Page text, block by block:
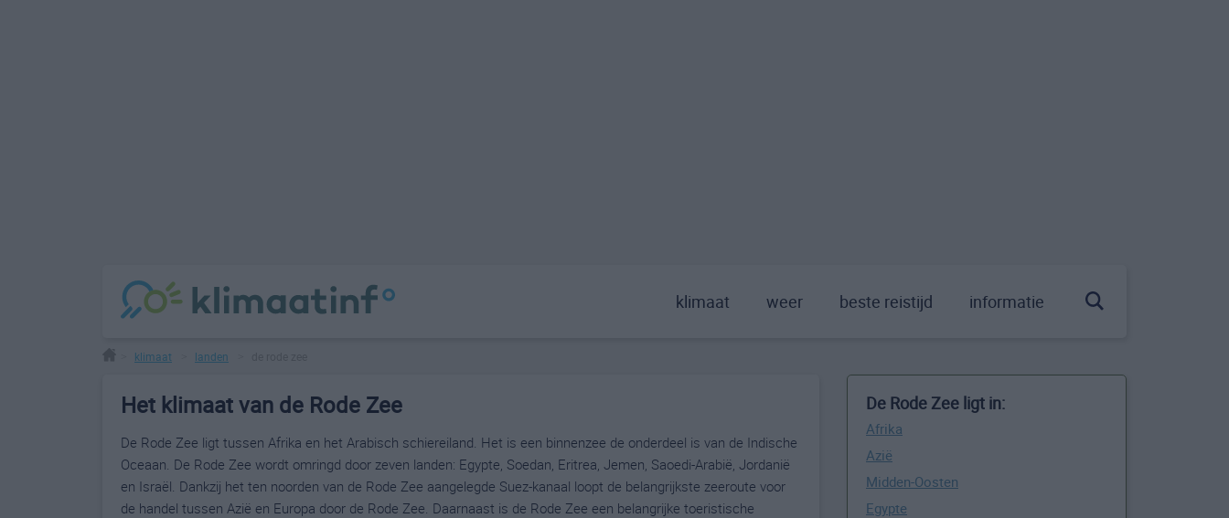
klimaat weer beste reistijd informatie
klimaat landen
Het klimaat van de Rode Zee
De Rode Zee ligt tussen Afrika en het Arabisch schiereiland. Het is een binnenzee de onderdeel is van de Indische
Oceaan. De Rode Zee wordt omringd door zeven landen: Egypte, Soedan, Eritrea, Jemen, Saoedi-Arabië, Jordanië
en Israël. Dankzij het ten noorden van de Rode Zee aangelegde Suez-kanaal loopt de belangrijkste zeeroute voor
de handel tussen Azië en Europa door de Rode Zee. Daarnaast is de Rode Zee een belangrijke toeristische
De Rode Zee ligt in:
Afrika
Azië
Midden-Oosten
Egypte